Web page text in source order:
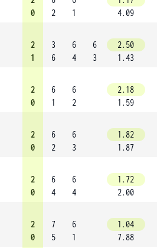
0
2
1
4.09
2
1
3
6
6
4
6
3
2.50
1.43
2
0
6
1
6
2
2.18
1.59
2
0
6
2
6
3
1.82
1.87
2
0
6
4
6
4
1.72
2.00
2
0
7
5
6
1
1.04
7.88